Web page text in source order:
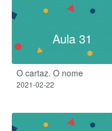
Aula 31
O cartaz. O nome
2021-02-22